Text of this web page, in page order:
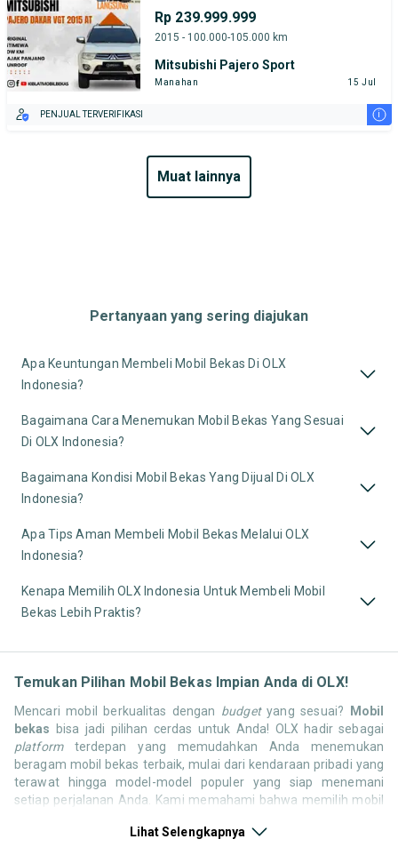
Rp 239.999.999
2015 - 100.000-105.000 km
Mitsubishi Pajero Sport
Manahan 15 Jul
PENJUAL TERVERIFIKASI i
muat lainnya
Pertanyaan yang sering diajukan
Apa Keuntungan Membeli Mobil Bekas Di OLX
Indonesia?
Bagaimana Cara Menemukan Mobil Bekas Yang Sesuai
Di OLX Indonesia?
Bagaimana Kondisi Mobil Bekas Yang Dijual Di OLX
Indonesia?
Apa Tips Aman Membeli Mobil Bekas Melalui OLX
Indonesia?
Kenapa Memilih OLX Indonesia Untuk Membeli Mobil
Bekas Lebih Praktis?
Temukan Pilihan Mobil Bekas Impian Anda di OLX!
Mencari mobil berkualitas dengan budgetyang sesuai? Mobil
bekas bisa jadi pilihan cerdas untuk Anda! OLX hadir sebagai
platformterdepan yang memudahkan Anda menemukan
beragam mobil bekas terbaik, mulai dari kendaraan pribadi yang
terawat hingga model-model populer yang siap menemani
setiap perjalanan Anda. Kami memahami bahwa memilih mobil
ribuan daftar dari penjual terpercaya di seluruh Indonesia.
Lihat Selengkapnya